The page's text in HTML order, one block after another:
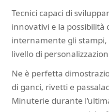
Tecnici capaci di
innovativi e la possibilità
internamente gli
livello di
Ne è perfetta
di ganci, rivetti e
Minuterie durante